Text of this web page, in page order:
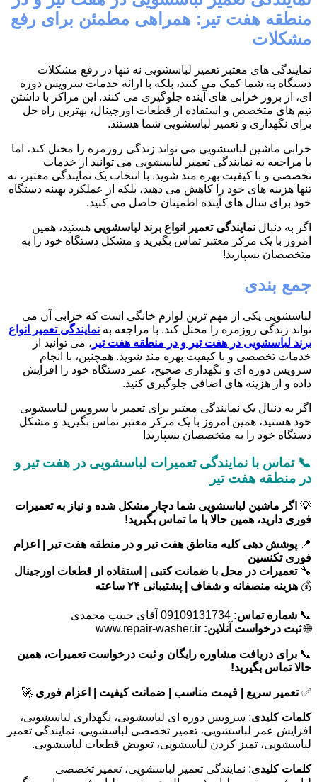
منطقه هفت تیر: همراهی مطمئن برای رفع
مشکلات
نمایندگی های معتبر تعمیر لباسشویی نه تنها در رفع مشکلات
دستگاه به شما کمک می کنند، بلکه با ارائه خدمات سرویس دوره
ای، از بروز خرابی های آینده جلوگیری می کنند. این مراکز با داشتن
تیم های متخصص و استفاده از قطعات اورجینال، بهترین راه حل
برای نگهداری و تعمیر لباسشویی شما هستند.
خرابی ماشین لباسشویی می تواند زندگی روزمره را مختل کند، اما
با مراجعه به نمایندگی تعمیر لباسشویی می توانید از خدمات
تخصصی و با کیفیت بهره مند شوید. با انتخاب یک نمایندگی معتبر، نه
تنها هزینه های خود را کاهش می دهید، بلکه از عملکرد بهینه دستگاه
خود برای سال های آینده اطمینان حاصل می کنید.
اگر به دنبال نمایندگی تعمیر انواع برند لباسشویی هستید، همین
امروز با یک مرکز معتبر تماس بگیرید و مشکل دستگاه خود را به
متخصصان بسپارید!
جمع بندی
لباسشویی یکی از مهم ترین لوازم خانگی است که خرابی آن می
تواند زندگی روزمره را مختل کند. با مراجعه به نمایندگی تعمیر انواع
برند لباسشویی در هفت تیر و در منطقه هفت تیر ، می توانید از
خدمات تخصصی و با کیفیت بهره مند شوید. همچنین، با انجام
سرویس دوره ای و نگهداری صحیح، عمر دستگاه خود را افزایش
داده و از هزینه های اضافی جلوگیری کنید.
اگر به دنبال یک نمایندگی معتبر برای تعمیر یا سرویس لباسشویی
خود هستید، همین امروز با یک مرکز معتبر تماس بگیرید و مشکل
دستگاه خود را به متخصصان بسپارید!
📞 تماس با نمایندگی تعمیرات لباسشویی در هفت تیر و
در منطقه هفت تیر
💡 اگر ماشین لباسشویی شما دچار مشکل شده و نیاز به تعمیرات
فوری دارید، همین حالا با ما تماس بگیرید!
📍 پوشش دهی کلیه مناطق هفت تیر و در منطقه هفت تیر | اعزام
فوری تکنسین
🔧تعمیرات در محل با ضمانت کتبی | استفاده از قطعات اورجینال
💰 هزینه منصفانه و شفاف | پشتیبانی ۲۴ ساعته
📞 شماره تماس: 09109131734 آقای حبیب محمدی
🌐ثبت درخواست آنلاین: www.repair-washer.ir
📞 برای دریافت مشاوره رایگان و ثبت درخواست تعمیرات، همین
حالا تماس بگیرید!
✅تعمیر سریع | قیمت مناسب | ضمانت کیفیت | اعزام فوری 🚀
کلمات کلیدی: سرویس دوره ای لباسشویی، نگهداری لباسشویی،
افزایش عمر لباسشویی، تعمیر تخصصی لباسشویی، نمایندگی تعمیر
لباسشویی، تمیز کردن لباسشویی، تعویض قطعات لباسشویی.
کلمات کلیدی: نمایندگی تعمیر لباسشویی، تعمیر تخصصی